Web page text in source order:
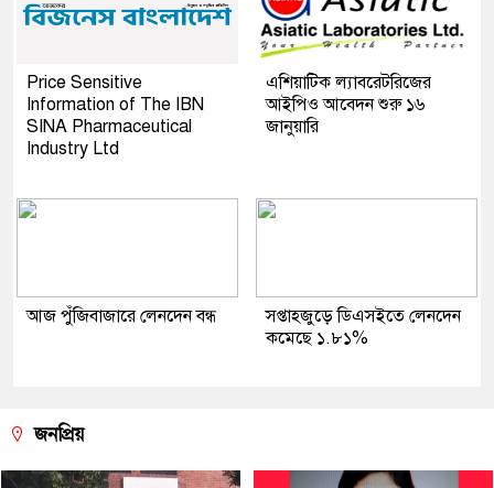
Price Sensitive
Information of The IBN
SINA Pharmaceutical
Industry Ltd
এশিয়াটিক ল্যাবরেটরিজের
আইপিও আবেদন শুরু ১৬
জানুয়ারি
আজ পুঁজিবাজারে লেনদেন বন্ধ
সপ্তাহজুড়ে ডিএসইতে লেনদেন
কমেছে ১.৮১%
জনপ্রিয়